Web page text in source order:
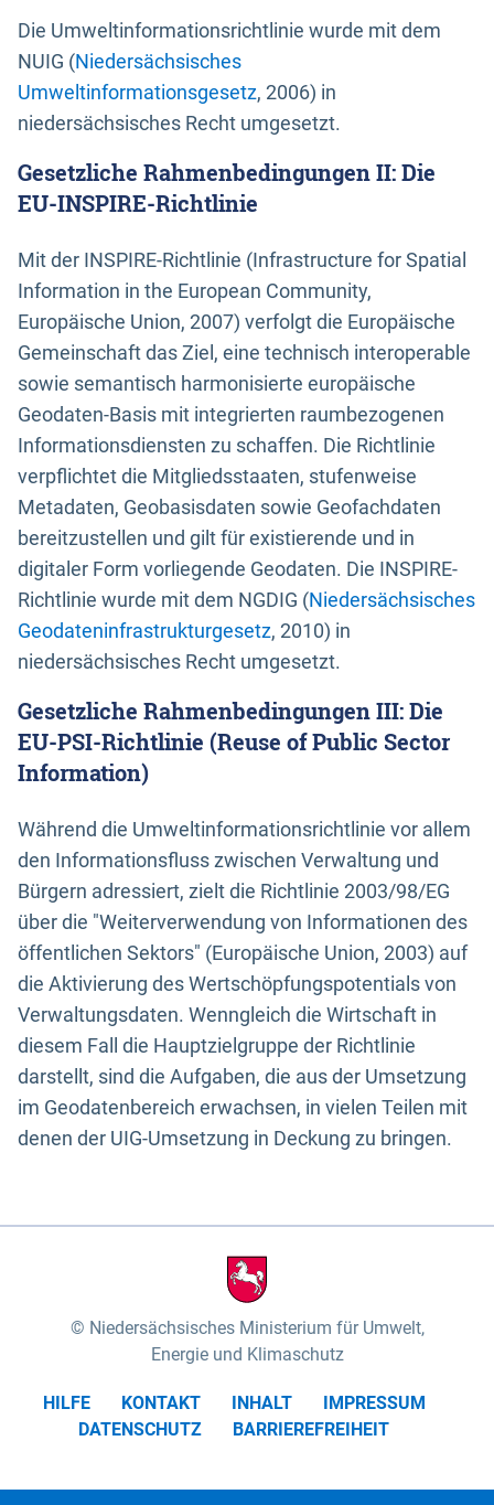
Die Umweltinformationsrichtlinie wurde mit dem
NUIG (Niedersächsisches
Umweltinformationsgesetz, 2006) in
niedersächsisches Recht umgesetzt.
Gesetzliche Rahmenbedingungen II: Die
EU-INSPIRE-Richtlinie
Mit der INSPIRE-Richtlinie (Infrastructure for Spatial
Information in the European Community,
Europäische Union, 2007) verfolgt die Europäische
Gemeinschaft das Ziel, eine technisch interoperable
sowie semantisch harmonisierte europäische
Geodaten-Basis mit integrierten raumbezogenen
Informationsdiensten zu schaffen. Die Richtlinie
verpflichtet die Mitgliedsstaaten, stufenweise
Metadaten, Geobasisdaten sowie Geofachdaten
bereitzustellen und gilt für existierende und in
digitaler Form vorliegende Geodaten. Die INSPIRE-
Richtlinie wurde mit dem NGDIG (Niedersächsisches
Geodateninfrastrukturgesetz, 2010) in
niedersächsisches Recht umgesetzt.
Gesetzliche Rahmenbedingungen III: Die
EU-PSI-Richtlinie (Reuse of Public Sector
Information)
Während die Umweltinformationsrichtlinie vor allem
den Informationsfluss zwischen Verwaltung und
Bürgern adressiert, zielt die Richtlinie 2003/98/EG
über die "Weiterverwendung von Informationen des
öffentlichen Sektors" (Europäische Union, 2003) auf
die Aktivierung des Wertschöpfungspotentials von
Verwaltungsdaten. Wenngleich die Wirtschaft in
diesem Fall die Hauptzielgruppe der Richtlinie
darstellt, sind die Aufgaben, die aus der Umsetzung
im Geodatenbereich erwachsen, in vielen Teilen mit
denen der UIG-Umsetzung in Deckung zu bringen.
Niedersächsisches Ministerium für Umwelt,
Energie und Klimaschutz
HILFE KONTAKT INHALT
IMPRESSUM
DATENSCHUTZ
BARRIEREFREIHEIT